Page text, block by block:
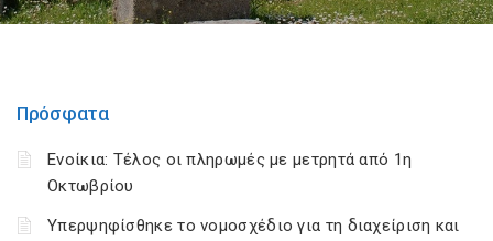
Πρόσφατα
Ενοίκια: Τέλος οι πληρωμές με μετρητά από 1η
Οκτωβρίου
Υπερψηφίσθηκε το νομοσχέδιο για τη διαχείριση και